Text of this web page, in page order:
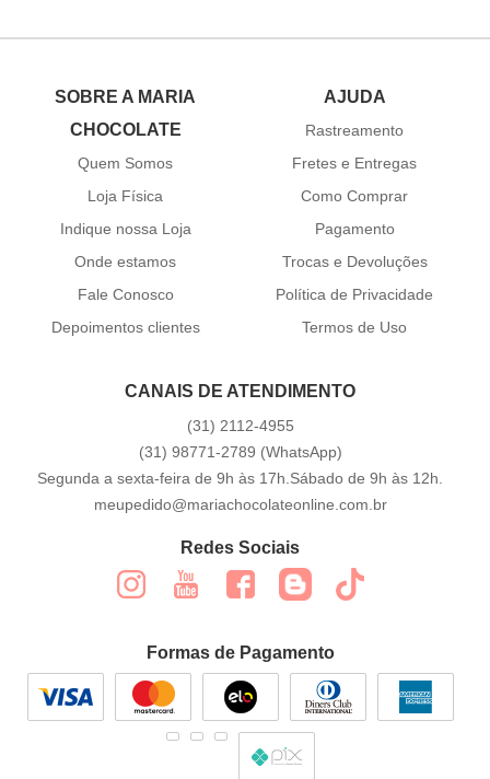
SOBRE A MARIA
CHOCOLATE
Quem Somos
Loja Física
Indique nossa Loja
Onde estamos
Fale Conosco
Depoimentos clientes
AJUDA
Rastreamento
Fretes e Entregas
Como Comprar
Pagamento
Trocas e Devoluções
Política de Privacidade
Termos de Uso
CANAIS DE ATENDIMENTO
(31) 2112-4955
(31) 98771-2789 (WhatsApp)
Segunda a sexta-feira de 9h às 17h.Sábado de 9h às 12h.
meupedido@mariachocolateonline.com.br
Redes Sociais
Formas de Pagamento